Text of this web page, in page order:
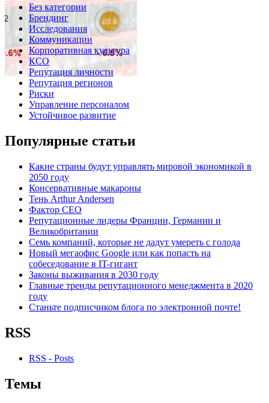
Без категории
Брендинг
Исследования
Коммуникации
Корпоративная культура
КСО
Репутация личности
Репутация регионов
Риски
Управление персоналом
Устойчивое развитие
Популярные статьи
Какие страны будут управлять мировой экономикой в
2050 году
Консервативные макароны
Тень Arthur Andersen
Фактор СЕО
Репутационные лидеры Франции, Германии и
Великобритании
Семь компаний, которые не дадут умереть с голода
Новый мегаофис Google или как попасть на
собеседование в IT-гигант
Законы выживания в 2030 году
Главные тренды репутационного менеджмента в 2020
году
Станьте подписчиком блога по электронной почте!
RSS
RSS - Posts
Темы